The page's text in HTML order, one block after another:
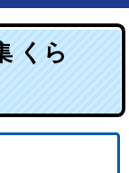
くら